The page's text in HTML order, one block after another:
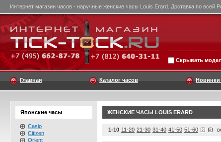
Интернет магазин часов - наручные женские часы Louis Erard. Доставка по всей
Скрывать
Главная Каталог часов Новинки
Японские часы
Casio
Citizen
Orient
ЖЕНСКИЕ ЧАСЫ LOUIS ERARD
1-10 11-20 21-30 31-40 41-50 51-60